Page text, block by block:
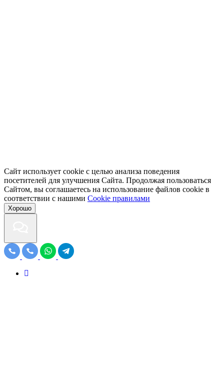
Сайт использует cookie с целью анализа поведения
посетителей для улучшения Сайта. Продолжая пользоваться
Сайтом, вы соглашаетесь на использование файлов cookie в
соответствии с нашими Cookiе правилами
Хорошо